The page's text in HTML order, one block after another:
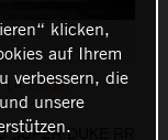
14 Bilder
DUKE RR
klicken,
auf Ihrem
verbessern, die
unsere